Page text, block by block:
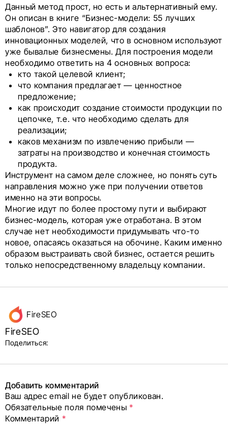
Данный метод прост, но есть и альтернативный ему.
Он описан в книге “Бизнес-модели: 55 лучших
шаблонов”. Это навигатор для создания
инновационных моделей, что в основном используют
уже бывалые бизнесмены. Для построения модели
необходимо ответить на 4 основных вопроса:
кто такой целевой клиент;
что компания предлагает — ценностное
предложение;
как происходит создание стоимости продукции по
цепочке, т.е. что необходимо сделать для
реализации;
каков механизм по извлечению прибыли —
затраты на производство и конечная стоимость
продукта.
Инструмент на самом деле сложнее, но понять суть
направления можно уже при получении ответов
именно на эти вопросы.
Многие идут по более простому пути и выбирают
бизнес-модель, которая уже отработана. В этом
случае нет необходимости придумывать что-то
новое, опасаясь оказаться на обочине. Каким именно
образом выстраивать свой бизнес, остается решить
только непосредственному владельцу компании.
Данные
об авторе
и блок
поделиться
в соцсетях
FireSEO
FireSEO
Поделиться:
Добавить комментарий
Ваш адрес email не будет опубликован.
Обязательные поля помечены*
Комментарий *
Alternative: